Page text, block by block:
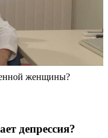
женщины?
депрессия?